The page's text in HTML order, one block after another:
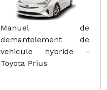
Manuel de
demantelement de
vehicule hybride -
Toyota Prius